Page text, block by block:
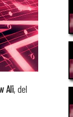
Ali, del